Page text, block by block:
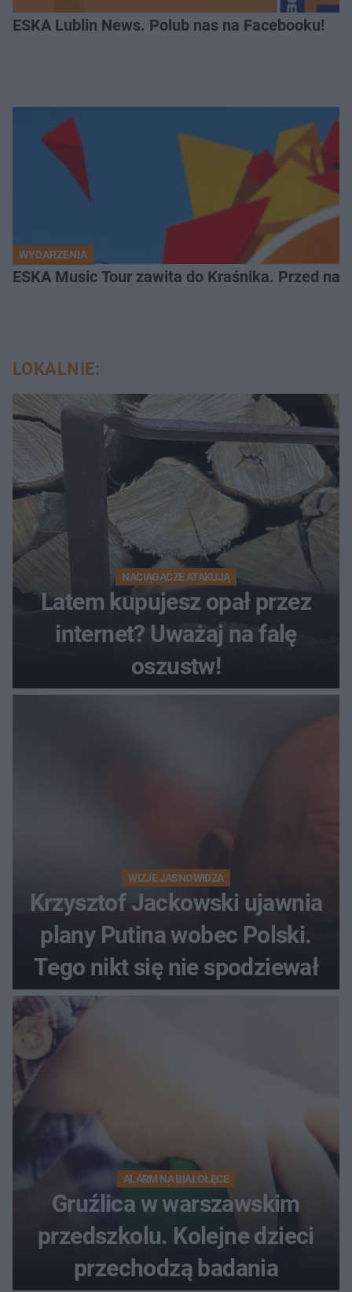
ESKA Lublin News. Polub nas na Facebooku!
WYDARZENIA
ESKA Music Tour zawita do Kraśnika. Przed
LOKALNIE:
NACIĄGACZE ATAKUJĄ
Latem kupujesz opał przez
internet? Uważaj na falę
oszustw!
WIZJE JASNOWIDZA
Krzysztof Jackowski ujawnia
plany Putina wobec Polski.
Tego nikt się nie spodziewał
ALARM NA BIAŁOŁĘCE
Gruźlica w warszawskim
przedszkolu. Kolejne dzieci
przechodzą badania